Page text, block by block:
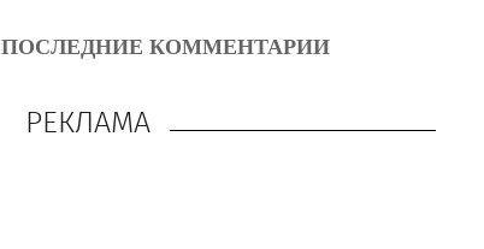
ПОСЛЕДНИЕ КОММЕНТАРИИ
РЕКЛАМА